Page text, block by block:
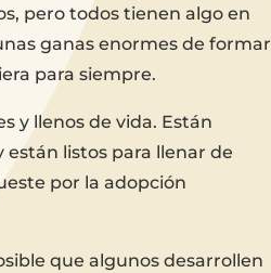
pero todos tienen algo en
ganas enormes de formar
para siempre.
y llenos de vida. Están
listos para llenar de
por la adopción
que algunos desarrollen